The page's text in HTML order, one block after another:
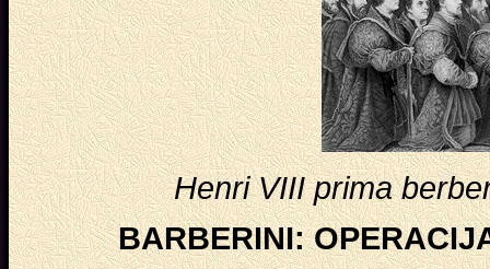
Henri VIII prima
BARBERINI: